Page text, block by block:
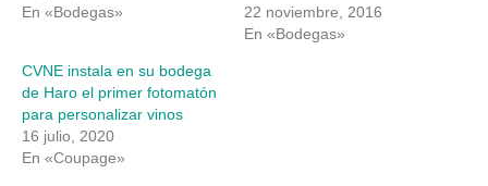
En «Bodegas»
22 noviembre, 2016
En «Bodegas»
CVNE instala en su bodega
de Haro el primer fotomatón
para personalizar vinos
16 julio, 2020
En «Coupage»